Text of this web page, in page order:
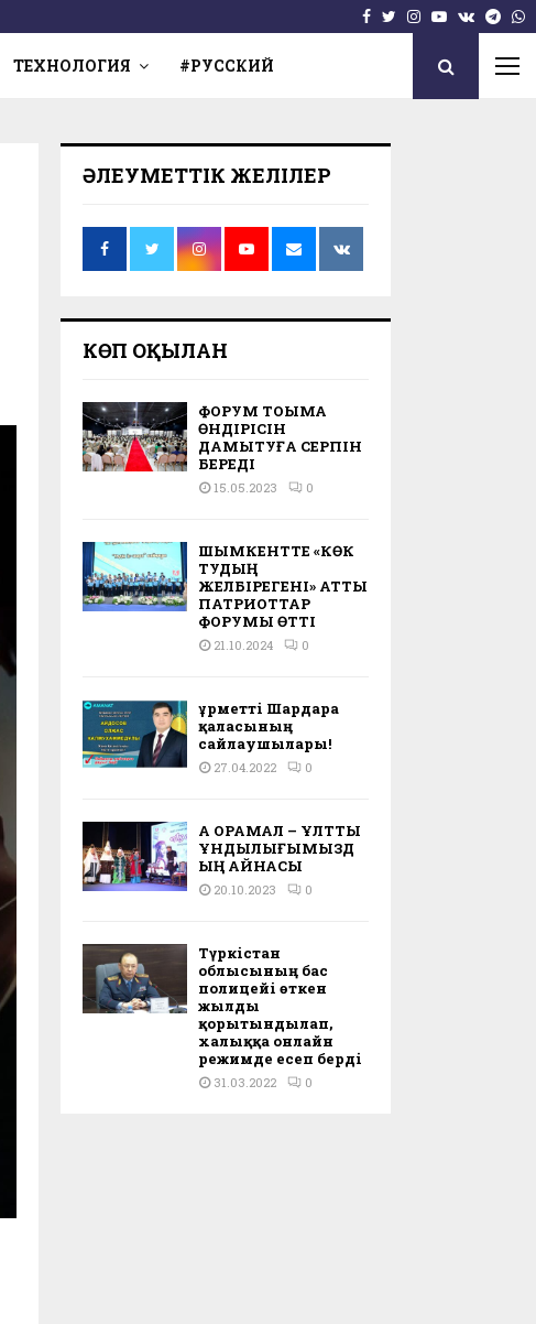
Facebook
Twitter
Instagram
Youtube
Vk
ТЕХНОЛОГИЯ #РУССКИЙ
ӘЛЕУМЕТТІК ЖЕЛІЛЕР
КӨП ОҚЫЛҒАН
ФОРУМ ТОҚЫМА
ӨНДІРІСІН
ДАМЫТУҒА СЕРПІН
БЕРЕДІ
15.05.2023 0
ШЫМКЕНТТЕ «КӨК
ТУДЫҢ
ЖЕЛБІРЕГЕНІ» АТТЫ
ПАТРИОТТАР
ФОРУМЫ ӨТТІ
21.10.2024 0
Құрметті Шардара
қаласының
сайлаушылары!
27.04.2022 0
АҚ ОРАМАЛ – ҰЛТТЫҚ
ҚҰНДЫЛЫҒЫМЫЗД
ЫҢ АЙНАСЫ
20.10.2023 0
Түркістан
облысының бас
полицейі өткен
жылды
қорытындылап,
халыққа онлайн
режимде есеп берді
31.03.2022 0